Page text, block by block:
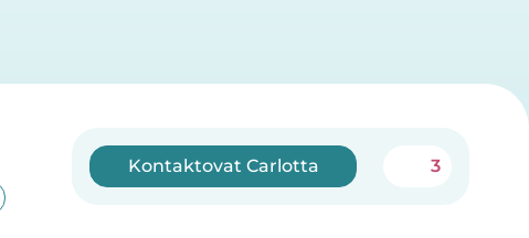
Kontaktovat Carlotta 3